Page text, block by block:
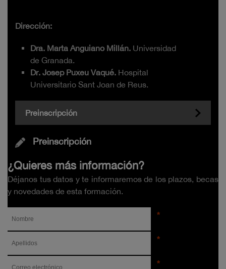
Dirección:
Dra. Marta Anguiano Millán. Universidad
de Granada.
Dr. Josep Puxeu Vaqué. Hospital
Universitario Sant Joan de Reus.
Preinscripción
Preinscripción
¿Quieres más información?
Déjanos tus datos y te informaremos de los plazos, becas
y novedades de esta formación.